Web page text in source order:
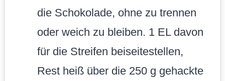
die Schokolade, ohne zu trennen
oder weich zu bleiben. 1 EL davon
für die Streifen beiseitestellen,
Rest heiß über die 250 g gehackte